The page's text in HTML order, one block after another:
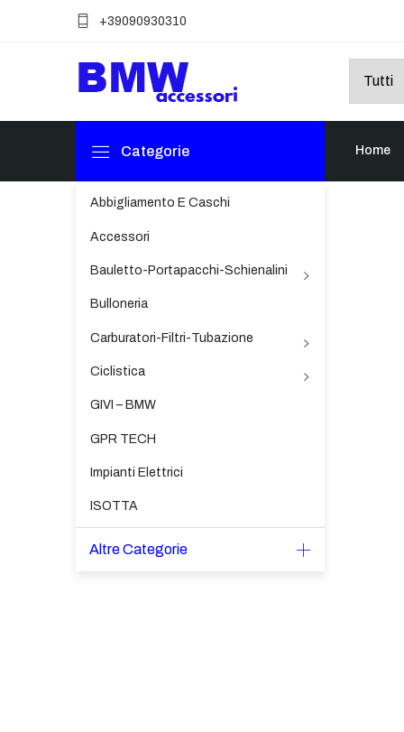
+39090930310
Categorie
Abbigliamento E Caschi
Accessori
Bauletto-Portapacchi-Schienalini
Bulloneria
Carburatori-Filtri-Tubazione
Ciclistica
GIVI – BMW
GPR TECH
Impianti Elettrici
ISOTTA
Altre Categorie
Home